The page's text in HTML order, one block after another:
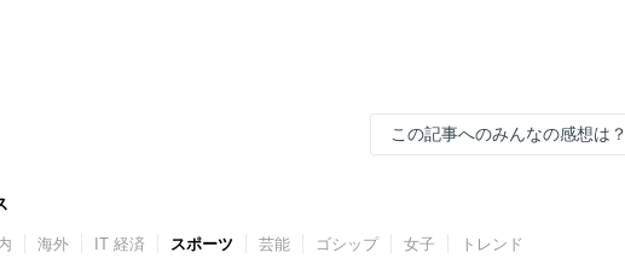
この記事へのみんなの感想は？
海外 IT 経済 スポーツ 芸能 ゴシップ 女子 トレンド